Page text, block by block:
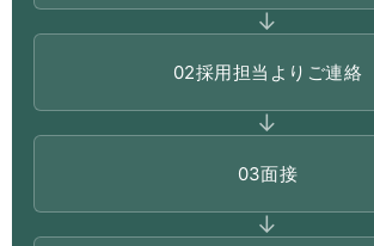
→
02採用担当よりご連絡
→
03面接
→